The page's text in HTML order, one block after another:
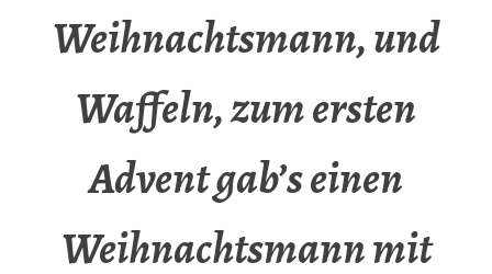
Weihnachtsmann, und
Waffeln, zum ersten
Advent gab’s einen
Weihnachtsmann mit